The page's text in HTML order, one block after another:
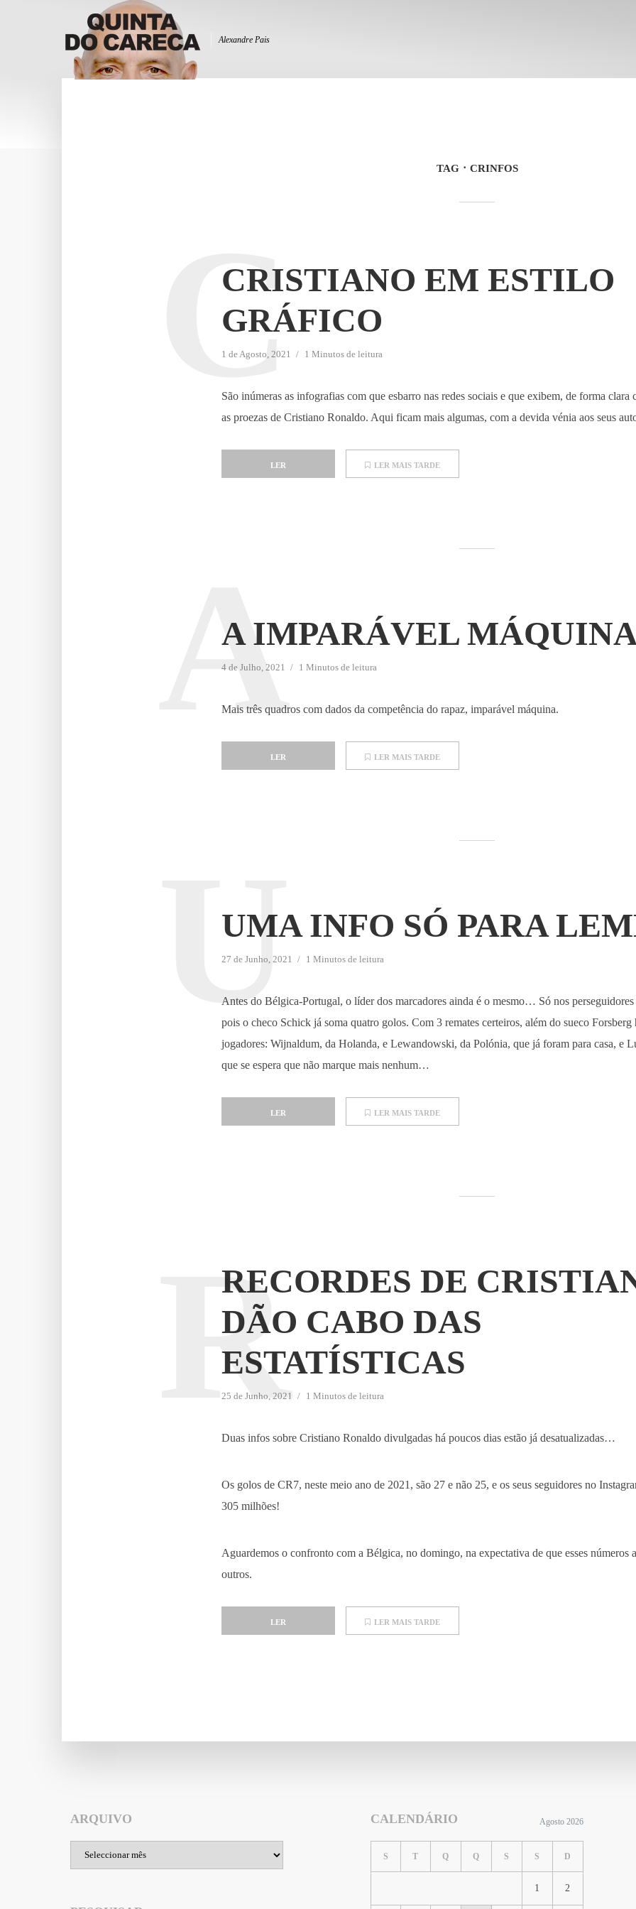
Alexandre Pais
TAG CRINFOS
CRISTIANO EM ESTILO
GRÁFICO
1 de Agosto, 2021 1 Minutos de leitura
C
São inúmeras as infografias com que esbarro nas redes sociais e que exibem, de forma clara
as proezas de Cristiano Ronaldo. Aqui ficam mais algumas, com a devida vénia aos seus
LER LER MAIS TARDE
A IMPARÁVEL
4 de Julho, 2021 1 Minutos de leitura
A
Mais três quadros com dados da competência do rapaz, imparável máquina.
LER LER MAIS TARDE
UMA INFO SÓ PARA
27 de Junho, 2021 1 Minutos de leitura
U
Antes do Bélgica-Portugal, o líder dos marcadores ainda é o mesmo… Só nos perseguidores
pois o checo Schick já soma quatro golos. Com 3 remates certeiros, além do sueco Forsberg
jogadores: Wijnaldum, da Holanda, e Lewandowski, da Polónia, que já foram para casa, e
que se espera que não marque mais nenhum…
LER LER MAIS TARDE
RECORDES DE
DÃO CABO DAS
ESTATÍSTICAS
25 de Junho, 2021 1 Minutos de leitura
R
Duas infos sobre Cristiano Ronaldo divulgadas há poucos dias estão já desatualizadas…
Os golos de CR7, neste meio ano de 2021, são 27 e não 25, e os seus seguidores no
305 milhões!
Aguardemos o confronto com a Bélgica, no domingo, na expectativa de que esses números
outros.
LER LER MAIS TARDE
ARQUIVO
Arquivo
CALENDÁRIO Agosto 2026
S T Q Q S S D
1 2